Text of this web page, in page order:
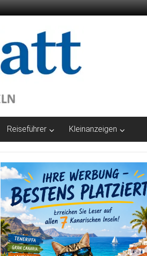
Reiseführer Kleinanzeigen